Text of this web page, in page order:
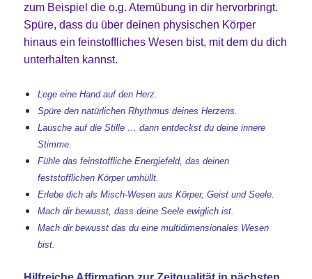
zum Beispiel die o.g. Atemübung in dir hervorbringt.
Spüre, dass du über deinen physischen Körper
hinaus ein feinstoffliches Wesen bist, mit dem du dich
unterhalten kannst.
Lege eine Hand auf den Herz.
Spüre den natürlichen Rhythmus deinesHerzens
Lausche auf die Stille … dann entdeckst du deine innere
Stimme.
Fühle das feinstoffliche Energiefeld, das deinen
feststofflichen Körper umhüllt.
Erlebe dich als Misch-Wesen aus Körper, Geist und Seele.
Mach dir bewusst, dass deine Seele ewiglich ist.
Mach dir bewusst das du eine multidimensionales Wesen
bist.